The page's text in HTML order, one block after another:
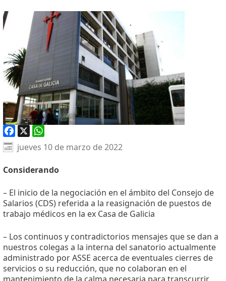
Facebook
X WhatsApp
jueves 10 de marzo de 2022
Considerando
– El inicio de la negociación en el ámbito del Consejo de
Salarios (CDS) referida a la reasignación de puestos de
trabajo médicos en la ex Casa de Galicia
– Los continuos y contradictorios mensajes que se dan a
nuestros colegas a la interna del sanatorio actualmente
administrado por ASSE acerca de eventuales cierres de
servicios o su reducción, que no colaboran en el